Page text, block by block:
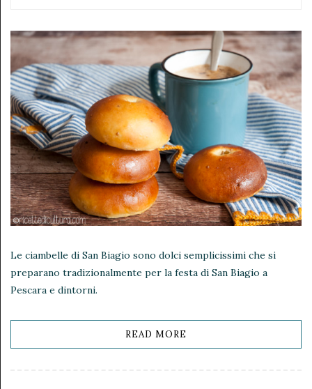
Le ciambelle di San Biagio sono dolci semplicissimi che si
preparano tradizionalmente per la festa di San Biagio a
Pescara e dintorni.
READ MORE